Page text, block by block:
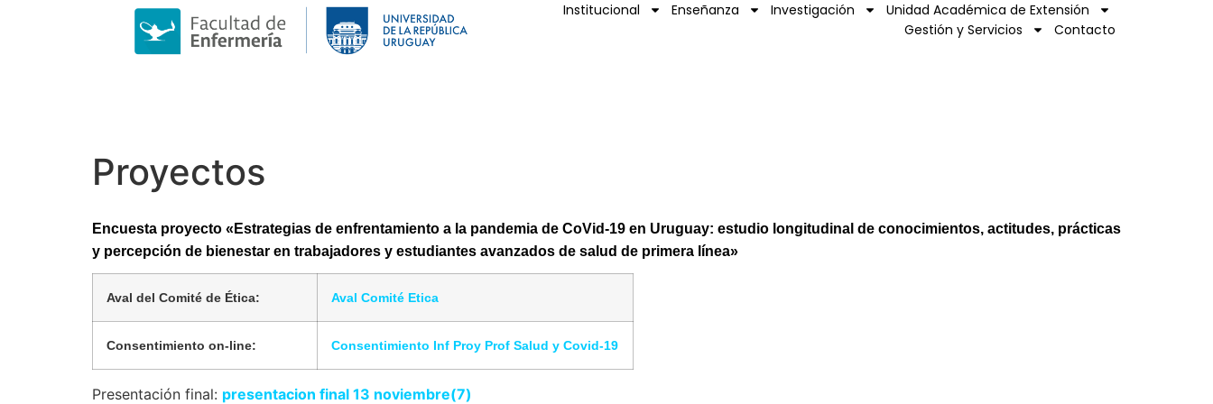
Institucional Enseñanza Investigación
Unidad Académica de Extensión
Gestión y Servicios
Contacto
Proyectos
Encuesta proyecto «Estrategias de enfrentamiento a la pandemia de CoVid-19 en Uruguay: estudio longitudinal de conocimientos, actitudes, prácticas
y percepción de bienestar en trabajadores y estudiantes avanzados de salud de primera línea»
Aval del Comité de Ética: Aval Comité Etica
Consentimiento on-line: Consentimiento Inf Proy Prof Salud y Covid-19
Presentación final: presentacion final 13 noviembre(7)